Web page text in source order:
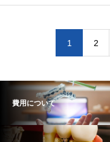
1 2
費用について